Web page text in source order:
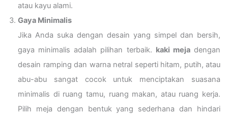
atau kayu alami.
Gaya Minimalis
Jika Anda suka dengan desain yang simpel dan bersih,
gaya minimalis adalah pilihan terbaik. kaki mejadengan
desain ramping dan warna netral seperti hitam, putih, atau
abu-abu sangat cocok untuk menciptakan suasana
minimalis di ruang tamu, ruang makan, atau ruang kerja.
Pilih meja dengan bentuk yang sederhana dan hindari